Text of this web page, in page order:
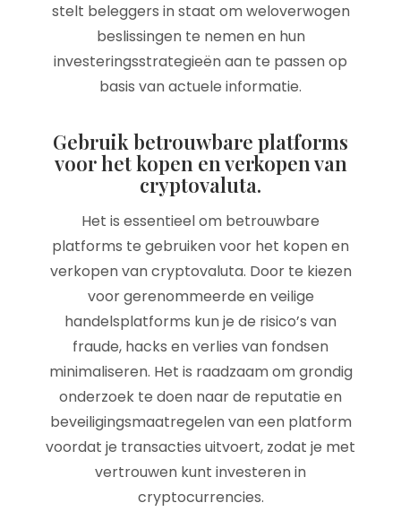
stelt beleggers in staat om weloverwogen
beslissingen te nemen en hun
investeringsstrategieën aan te passen op
basis van actuele informatie.
Gebruik betrouwbare platforms
voor het kopen en verkopen van
cryptovaluta.
Het is essentieel om betrouwbare
platforms te gebruiken voor het kopen en
verkopen van cryptovaluta. Door te kiezen
voor gerenommeerde en veilige
handelsplatforms kun je de risico’s van
fraude, hacks en verlies van fondsen
minimaliseren. Het is raadzaam om grondig
onderzoek te doen naar de reputatie en
beveiligingsmaatregelen van een platform
voordat je transacties uitvoert, zodat je met
vertrouwen kunt investeren in
cryptocurrencies.